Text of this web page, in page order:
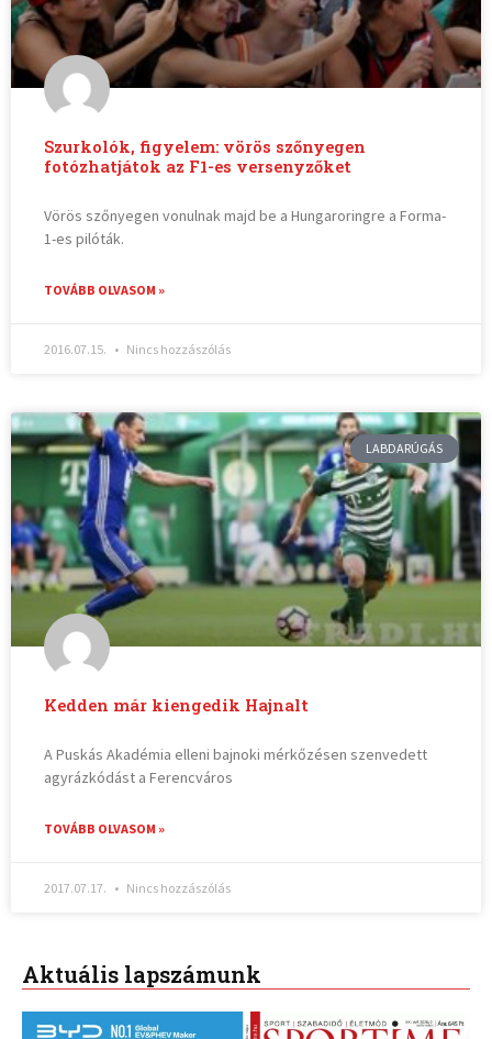
Szurkolók, figyelem: vörös szőnyegen
fotózhatjátok az F1-es versenyzőket
Vörös szőnyegen vonulnak majd be a Hungaroringre a Forma-
1-es pilóták.
TOVÁBB OLVASOM »
2016.07.15. Nincs hozzászólás
LABDARÚGÁS
Kedden már kiengedik Hajnalt
A Puskás Akadémia elleni bajnoki mérkőzésen szenvedett
agyrázkódást a Ferencváros
TOVÁBB OLVASOM »
2017.07.17. Nincs hozzászólás
Aktuális lapszámunk